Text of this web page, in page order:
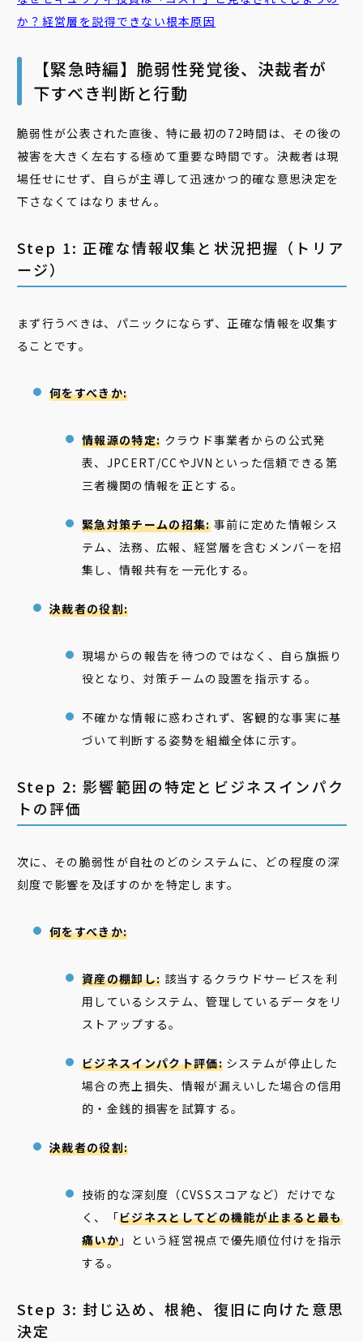
か？経営層を説得できない根本原因
【緊急時編】脆弱性発覚後、決裁者が
下すべき判断と行動
脆弱性が公表された直後、特に最初の72時間は、その後の
被害を大きく左右する極めて重要な時間です。決裁者は現
場任せにせず、自らが主導して迅速かつ的確な意思決定を
下さなくてはなりません。
Step 1: 正確な情報収集と状況把握（トリア
ージ）
まず行うべきは、パニックにならず、正確な情報を収集す
ることです。
何をすべきか:
情報源の特定: クラウド事業者からの公式発
表、JPCERT/CCやJVNといった信頼できる第
三者機関の情報を正とする。
緊急対策チームの招集:事前に定めた情報シス
テム、法務、広報、経営層を含むメンバーを招
集し、情報共有を一元化する。
決裁者の役割:
現場からの報告を待つのではなく、自ら旗振り
役となり、対策チームの設置を指示する。
不確かな情報に惑わされず、客観的な事実に基
づいて判断する姿勢を組織全体に示す。
Step 2: 影響範囲の特定とビジネスインパク
トの評価
次に、その脆弱性が自社のどのシステムに、どの程度の深
刻度で影響を及ぼすのかを特定します。
何をすべきか:
資産の棚卸し: 該当するクラウドサービスを利
用しているシステム、管理しているデータをリ
ストアップする。
ビジネスインパクト評価:システムが停止した
場合の売上損失、情報が漏えいした場合の信用
的・金銭的損害を試算する。
決裁者の役割:
技術的な深刻度（CVSSスコアなど）だけでな
く、「ビジネスとしてどの機能が止まると最も
痛いか」という経営視点で優先順位付けを指示
する。
Step 3: 封じ込め、根絶、復旧に向けた意思
決定